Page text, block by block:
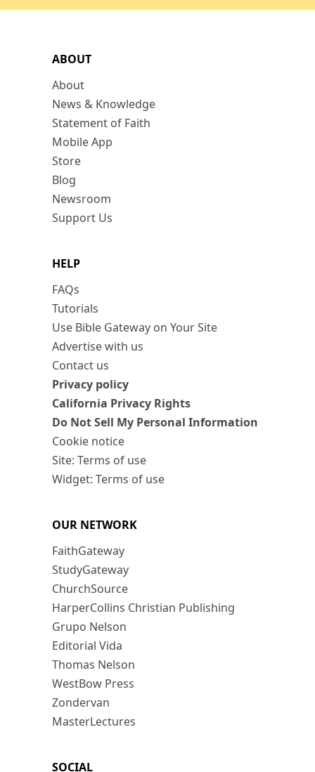
ABOUT
About
News & Knowledge
Statement of Faith
Mobile App
Store
Blog
Newsroom
Support Us
HELP
FAQs
Tutorials
Use Bible Gateway on Your Site
Advertise with us
Contact us
Privacy policy
California Privacy Rights
Do Not Sell My Personal Information
Cookie notice
Site: Terms of use
Widget: Terms of use
OUR NETWORK
FaithGateway
StudyGateway
ChurchSource
HarperCollins Christian Publishing
Grupo Nelson
Editorial Vida
Thomas Nelson
WestBow Press
Zondervan
MasterLectures
SOCIAL